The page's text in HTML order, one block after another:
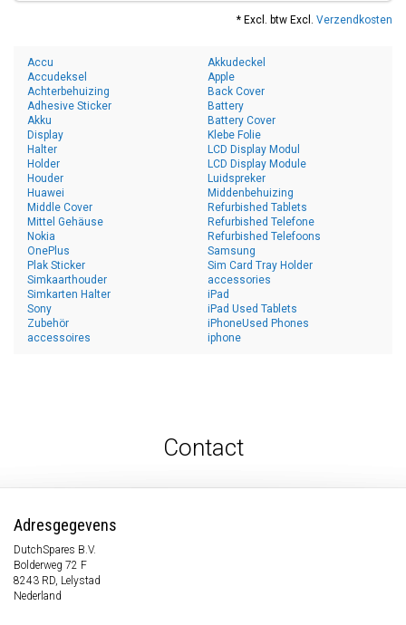
* Excl. btw Excl. Verzendkosten
Accu
Accudeksel
Achterbehuizing
Adhesive Sticker
Akku
Akkudeckel
Apple
Back Cover
Battery
Battery Cover
Display
Halter
Holder
Houder
Huawei
Klebe Folie
LCD Display Modul
LCD Display Module
Luidspreker
Middenbehuizing
Middle Cover
Mittel Gehäuse
Nokia
OnePlus
Plak Sticker
Refurbished Tablets
Refurbished Telefone
Refurbished Telefoons
Samsung
Sim Card Tray Holder
Simkaarthouder
Simkarten Halter
Sony
Zubehör
accessoires
accessories
iPad
iPad Used Tablets
iPhoneUsed Phones
iphone
Contact
Adresgegevens
DutchSpares B.V.
Bolderweg 72 F
8243 RD, Lelystad
Nederland